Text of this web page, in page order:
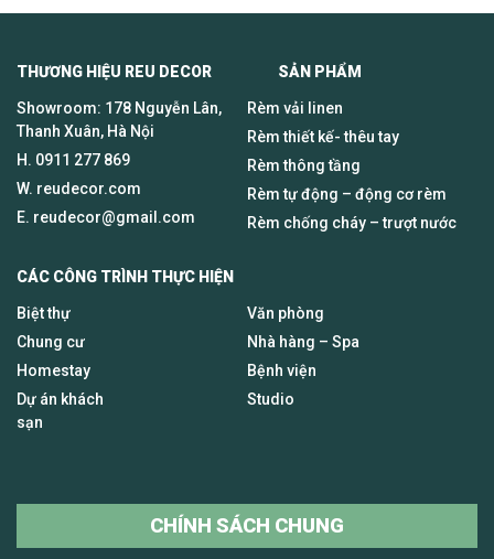
THƯƠNG HIỆU REU DECOR SẢN PHẨM
Showroom: 178 Nguyễn Lân,
Thanh Xuân, Hà Nội
H. 0911 277 869
W. reudecor.com
E. reudecor@gmail.com
Rèm vải linen
Rèm thiết kế- thêu tay
Rèm thông tầng
Rèm tự động – động cơ rèm
Rèm chống cháy – trượt nước
CÁC CÔNG TRÌNH THỰC HIỆN
Biệt thự
Chung cư
Homestay
Dự án khách
sạn
Văn phòng
Nhà hàng – Spa
Bệnh viện
Studio
CHÍNH SÁCH CHUNG